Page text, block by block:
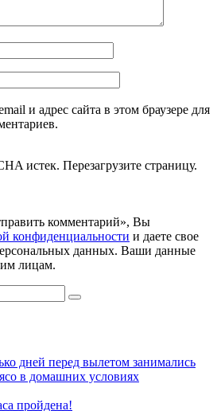
и адрес сайта в этом браузере для
истек. Перезагрузите страницу.
комментарий», Вы
конфиденциальности и даете свое
данных. Ваши данные
лицам.
дней перед вылетом занимались
в домашних условиях
пройдена!